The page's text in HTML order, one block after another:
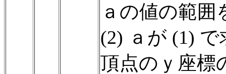
ａの値の範囲
(2) ａが (1)
頂点のｙ座標